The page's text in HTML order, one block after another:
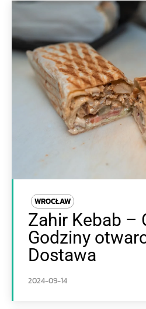
WROCŁAW
Zahir Kebab –
Godziny
Dostawa
2024-09-14